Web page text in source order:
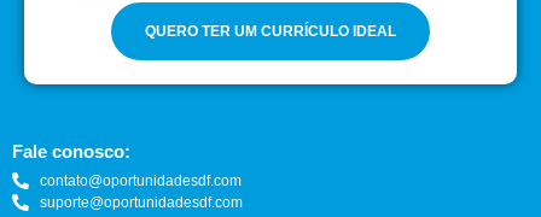
QUERO TER UM CURRÍCULO IDEAL
Fale conosco:
contato@oportunidadesdf.com
suporte@oportunidadesdf.com